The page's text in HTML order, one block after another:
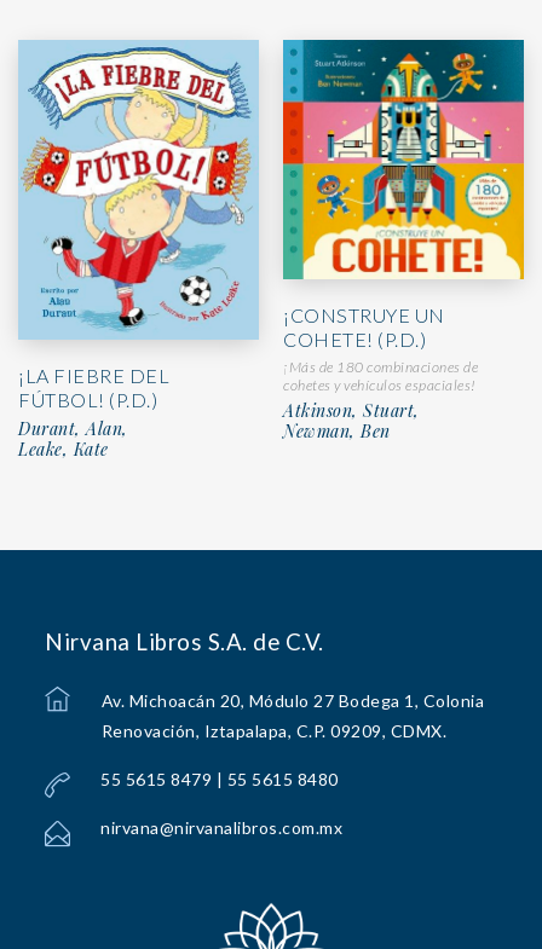
¡LA FIEBRE DEL
FÚTBOL! (P.D.)
Durant, Alan,
Leake, Kate
¡CONSTRUYE UN
COHETE! (P.D.)
¡Más de 180 combinaciones de
cohetes y vehículos espaciales!
Atkinson, Stuart,
Newman, Ben
Nirvana Libros S.A. de C.V.
Av. Michoacán 20, Módulo 27 Bodega 1, Colonia
Renovación, Iztapalapa, C.P. 09209, CDMX.
55 5615 8479 | 55 5615 8480
nirvana@nirvanalibros.com.mx